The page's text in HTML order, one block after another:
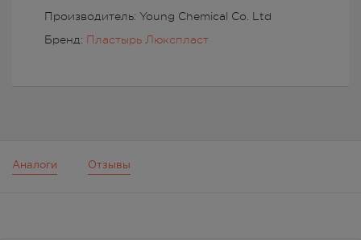
Производитель: Young Chemical Co. Ltd
Бренд: Пластырь Люкспласт
Аналоги Отзывы